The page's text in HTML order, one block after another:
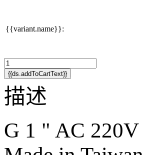
{{variant.name}}:
{{ds.addToCartText}}
描述
G 1 " AC 220V